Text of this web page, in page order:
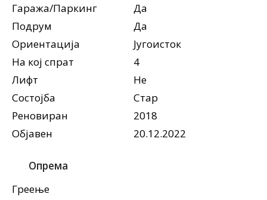
Гаража/Паркинг
Да
Подрум
Да
Ориентација
Југоисток
На кој спрат
4
Лифт
Не
Состојба
Стар
Реновиран
2018
Објавен
20.12.2022
Опрема
Греење